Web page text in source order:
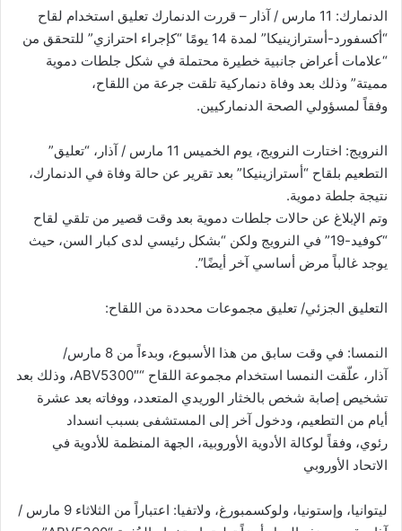
الدنمارك: 11 مارس / آذار – قررت الدنمارك تعليق استخدام لقاح
“أكسفورد-أسترازينيكا” لمدة 14 يومًا “كإجراء احترازي” للتحقق من
“علامات أعراض جانبية خطيرة محتملة في شكل جلطات دموية
مميتة” وذلك بعد وفاة دنماركية تلقت جرعة من اللقاح،
وفقاً لمسؤولي الصحة الدنماركيين.
النرويج: اختارت النرويج، يوم الخميس 11 مارس / آذار، “تعليق”
التطعيم بلقاح “أسترازينيكا” بعد تقرير عن حالة وفاة في الدنمارك،
نتيجة جلطة دموية.
وتم الإبلاغ عن حالات جلطات دموية بعد وقت قصير من تلقي لقاح
“كوفيد-19” في النرويج ولكن “بشكل رئيسي لدى كبار السن، حيث
يوجد غالباً مرض أساسي آخر أيضًا”.
التعليق الجزئي/ تعليق مجموعات محددة من اللقاح:
النمسا: في وقت سابق من هذا الأسبوع، وبدءاً من 8 مارس/
آذار، علّقت النمسا استخدام مجموعة اللقاح “ABV5300″، وذلك بعد
تشخيص إصابة شخص بالخثار الوريدي المتعدد، ووفاته بعد عشرة
أيام من التطعيم، ودخول آخر إلى المستشفى بسبب انسداد
رئوي، وفقاً لوكالة الأدوية الأوروبية، الجهة المنظمة للأدوية في
الاتحاد الأوروبي
ليتوانيا، وإستونيا، ولوكسمبورغ، ولاتفيا: اعتباراً من الثلاثاء 9 مارس /